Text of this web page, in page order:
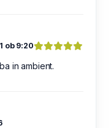
ob 9:20
in ambient.